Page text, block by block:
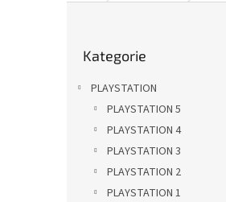
kategorie
Kategorie
PLAYSTATION
PLAYSTATION 5
PLAYSTATION 4
PLAYSTATION 3
PLAYSTATION 2
PLAYSTATION 1